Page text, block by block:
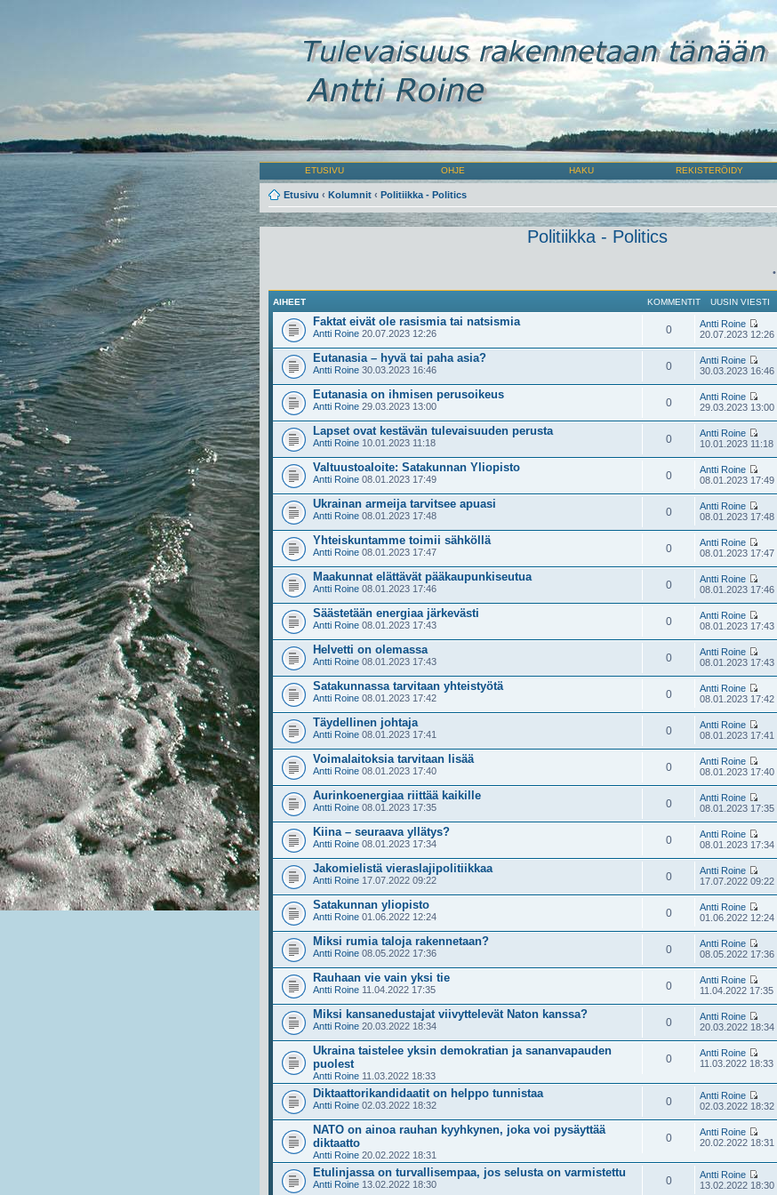
ETUSIVU OHJE HAKU REKISTERÖIDY
Etusivu ‹ Kolumnit ‹ Politiikka - Politics
Politiikka - Politics
•
AIHEET KOMMENTIT UUSIN VIESTI
Faktat eivät ole rasismia tai natsismia
Antti Roine 20.07.2023 12:26 0
Antti Roine
20.07.2023 12:26
Eutanasia – hyvä tai paha asia?
Antti Roine 30.03.2023 16:46 0
Antti Roine
30.03.2023 16:46
Eutanasia on ihmisen perusoikeus
Antti Roine 29.03.2023 13:00 0
Antti Roine
29.03.2023 13:00
Lapset ovat kestävän tulevaisuuden perusta
Antti Roine 10.01.2023 11:18 0
Antti Roine
10.01.2023 11:18
Valtuustoaloite: Satakunnan Yliopisto
Antti Roine 08.01.2023 17:49 0
Antti Roine
08.01.2023 17:49
Ukrainan armeija tarvitsee apuasi
Antti Roine 08.01.2023 17:48 0
Antti Roine
08.01.2023 17:48
Yhteiskuntamme toimii sähköllä
Antti Roine 08.01.2023 17:47 0
Antti Roine
08.01.2023 17:47
Maakunnat elättävät pääkaupunkiseutua
Antti Roine 08.01.2023 17:46 0
Antti Roine
08.01.2023 17:46
Säästetään energiaa järkevästi
Antti Roine 08.01.2023 17:43 0
Antti Roine
08.01.2023 17:43
Helvetti on olemassa
Antti Roine 08.01.2023 17:43 0
Antti Roine
08.01.2023 17:43
Satakunnassa tarvitaan yhteistyötä
Antti Roine 08.01.2023 17:42 0
Antti Roine
08.01.2023 17:42
Täydellinen johtaja
Antti Roine 08.01.2023 17:41 0
Antti Roine
08.01.2023 17:41
Voimalaitoksia tarvitaan lisää
Antti Roine 08.01.2023 17:40 0
Antti Roine
08.01.2023 17:40
Aurinkoenergiaa riittää kaikille
Antti Roine 08.01.2023 17:35 0
Antti Roine
08.01.2023 17:35
Kiina – seuraava yllätys?
Antti Roine 08.01.2023 17:34 0
Antti Roine
08.01.2023 17:34
Jakomielistä vieraslajipolitiikkaa
Antti Roine 17.07.2022 09:22 0
Antti Roine
17.07.2022 09:22
Satakunnan yliopisto
Antti Roine 01.06.2022 12:24 0
Antti Roine
01.06.2022 12:24
Miksi rumia taloja rakennetaan?
Antti Roine 08.05.2022 17:36 0
Antti Roine
08.05.2022 17:36
Rauhaan vie vain yksi tie
Antti Roine 11.04.2022 17:35 0
Antti Roine
11.04.2022 17:35
Miksi kansanedustajat viivyttelevät Naton kanssa?
Antti Roine 20.03.2022 18:34 0
Antti Roine
20.03.2022 18:34
Ukraina taistelee yksin demokratian ja sananvapauden
puolest
Antti Roine 11.03.2022 18:33
0
Antti Roine
11.03.2022 18:33
Diktaattorikandidaatit on helppo tunnistaa
Antti Roine 02.03.2022 18:32 0
Antti Roine
02.03.2022 18:32
NATO on ainoa rauhan kyyhkynen, joka voi pysäyttää
diktaatto
Antti Roine 20.02.2022 18:31
0
Antti Roine
20.02.2022 18:31
Etulinjassa on turvallisempaa, jos selusta on varmistettu
Antti Roine 13.02.2022 18:30 0
Antti Roine
13.02.2022 18:30